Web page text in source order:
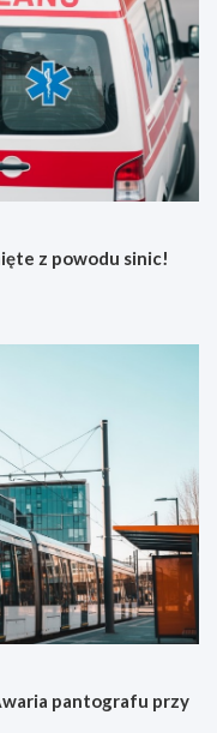
z powodu sinic!
pantografu przy